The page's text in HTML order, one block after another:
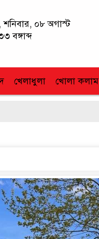
০৮ অগাস্ট
বঙ্গাব্দ
খেলাধুলা খোলা কলাম